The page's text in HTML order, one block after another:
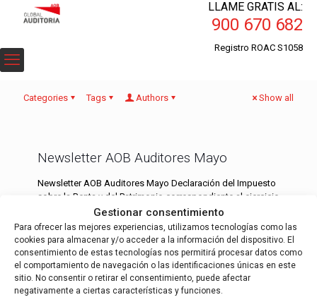
Gestionar consentimiento
Para ofrecer las mejores experiencias, utilizamos tecnologías como las
cookies para almacenar y/o acceder a la información del dispositivo. El
consentimiento de estas tecnologías nos permitirá procesar datos como
el comportamiento de navegación o las identificaciones únicas en este
sitio. No consentir o retirar el consentimiento, puede afectar
negativamente a ciertas características y funciones.
LLAME GRATIS AL:
900 670 682
Registro ROAC S1058
Categories Tags Authors Show all
Newsletter AOB Auditores Mayo
Newsletter AOB Auditores Mayo Declaración del Impuesto
sobre la Renta y del Patrimonio correspondiente al ejercicio
2011 Esta newsletter la hemos confeccionado
específicamente para ayudar a […]
Read more